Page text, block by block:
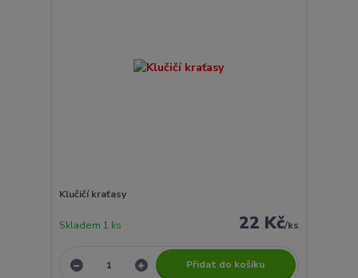
Klučičí kraťasy
22 Kč/ks
Skladem 1 ks
Přidat do košíku